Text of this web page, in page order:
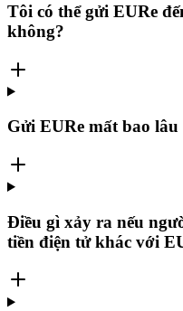
Tôi có thể gửi EURe
không?
Gửi EURe mất bao lâu
Điều gì xảy ra nếu
tiền điện tử khác với